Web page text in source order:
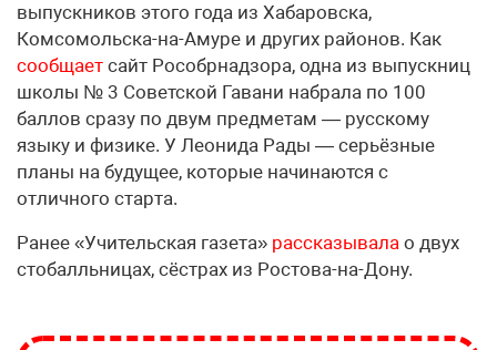
выпускников этого года из Хабаровска,
Комсомольска-на-Амуре и других районов. Как
сообщает сайт Рособрнадзора, одна из выпускниц
школы № 3 Советской Гавани набрала по 100
баллов сразу по двум предметам — русскому
языку и физике. У Леонида Рады — серьёзные
планы на будущее, которые начинаются с
отличного старта.
Ранее «Учительская газета» рассказывала о двух
стобалльницах, сёстрах из Ростова-на-Дону.